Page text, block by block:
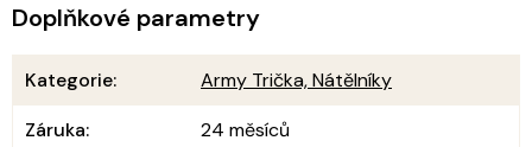
Doplňkové parametry
Kategorie:
Army Trička, Nátělníky
Záruka:
24 měsíců